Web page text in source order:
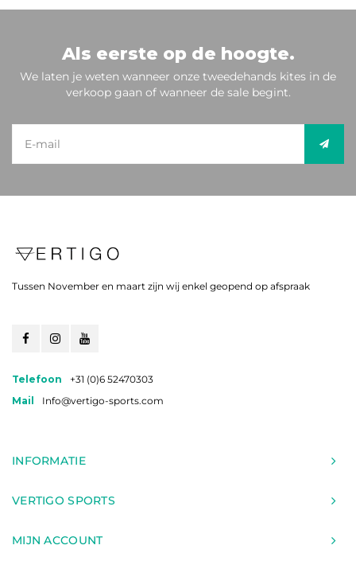
Als eerste op de hoogte.
We laten je weten wanneer onze tweedehands kites in de
verkoop gaan of wanneer de sale begint.
Tussen November en maart zijn wij enkel geopend op afspraak
Telefoon
+31 (0)6 52470303
Mail
Info@vertigo-sports.com
INFORMATIE
VERTIGO SPORTS
MIJN ACCOUNT